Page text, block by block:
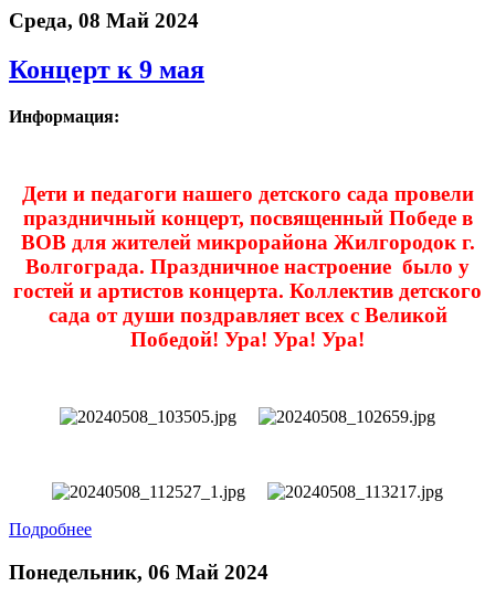
Среда, 08 Май 2024
Концерт к 9 мая
Информация:
Дети и педагоги нашего детского сада провели
праздничный концерт, посвященный Победе в
ВОВ для жителей микрорайона Жилгородок г.
Волгограда. Праздничное настроение было у
гостей и артистов концерта. Коллектив детского
сада от души поздравляет всех с Великой
Победой! Ура! Ура! Ура!
Подробнее
Понедельник, 06 Май 2024